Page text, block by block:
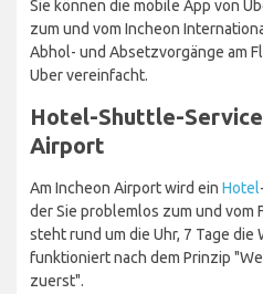
Sie können die mobile App von
zum und vom Incheon
Abhol- und Absetzvorgänge am
Uber vereinfacht.
Hotel-Shuttle-
Airport
Am Incheon Airport wird ein Hotel
der Sie problemlos zum und vom
steht rund um die Uhr, 7 Tage die
funktioniert nach dem Prinzip
zuerst".